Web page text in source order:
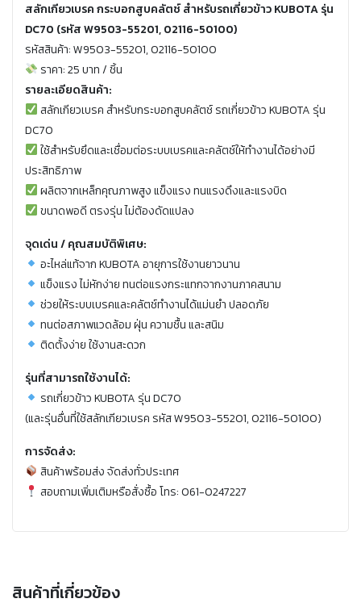
สลักเกียวเบรค กระบอกสูบคลัตช์ สำหรับรถเกี่ยวข้าว KUBOTA รุ่น
DC70 (รหัส W9503-55201, 02116-50100)
รหัสสินค้า: W9503-55201, 02116-50100
ราคา: 25 บาท / ชิ้น
รายละเอียดสินค้า:
สลักเกียวเบรค สำหรับกระบอกสูบคลัตช์ รถเกี่ยวข้าว KUBOTA รุ่น
DC70
ใช้สำหรับยึดและเชื่อมต่อระบบเบรคและคลัตช์ให้ทำงานได้อย่างมี
ประสิทธิภาพ
ผลิตจากเหล็กคุณภาพสูง แข็งแรง ทนแรงดึงและแรงบิด
ขนาดพอดี ตรงรุ่น ไม่ต้องดัดแปลง
จุดเด่น / คุณสมบัติพิเศษ:
อะไหล่แท้จาก KUBOTA อายุการใช้งานยาวนาน
แข็งแรง ไม่หักง่าย ทนต่อแรงกระแทกจากงานภาคสนาม
ช่วยให้ระบบเบรคและคลัตช์ทำงานได้แม่นยำ ปลอดภัย
ทนต่อสภาพแวดล้อม ฝุ่น ความชื้น และสนิม
ติดตั้งง่าย ใช้งานสะดวก
รุ่นที่สามารถใช้งานได้:
รถเกี่ยวข้าว KUBOTA รุ่น DC70
(และรุ่นอื่นที่ใช้สลักเกียวเบรค รหัส W9503-55201, 02116-50100)
การจัดส่ง:
สินค้าพร้อมส่ง จัดส่งทั่วประเทศ
สอบถามเพิ่มเติมหรือสั่งซื้อ โทร: 061-0247227
สินค้าที่เกี่ยวข้อง